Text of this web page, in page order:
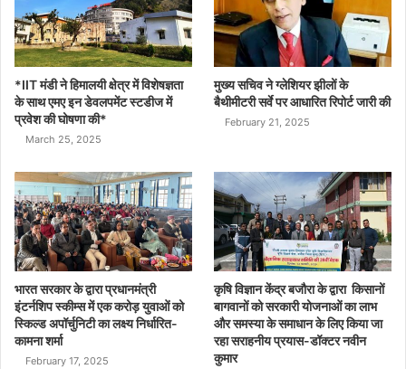
*IIT मंडी ने हिमालयी क्षेत्र में विशेषज्ञता
के साथ एमए इन डेवलपमेंट स्टडीज में
प्रवेश की घोषणा की*
March 25, 2025
मुख्य सचिव ने ग्लेशियर झीलों के
बैथीमीटरी सर्वे पर आधारित रिपोर्ट जारी की
February 21, 2025
भारत सरकार के द्वारा प्रधानमंत्री
इंटर्नशिप स्कीम्स में एक करोड़ युवाओं को
स्किल्ड अपॉर्चुनिटी का लक्ष्य निर्धारित-
कामना शर्मा
February 17, 2025
कृषि विज्ञान केंद्र बजौरा के द्वारा किसानों
बागवानों को सरकारी योजनाओं का लाभ
और समस्या के समाधान के लिए किया जा
रहा सराहनीय प्रयास-डॉक्टर नवीन
कुमार